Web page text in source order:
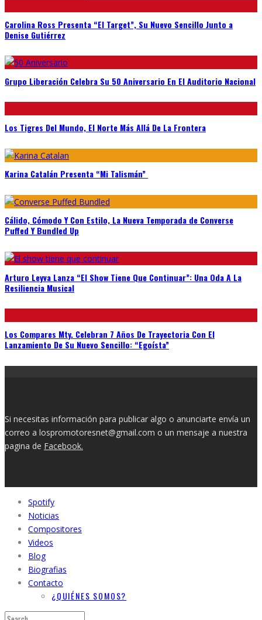
Carolina Ross Presenta “El Target”, Su Nuevo Sencillo Junto a
Denise Gutiérrez
Grupo Liberación Celebra Su 50 Aniversario En El Auditorio Nacional
Los Tigres Del Mundo, El Norte Más Allá De La Frontera
Karina Catalán Presenta “Mi Talismán”
Cálido, Cómodo Y Con Estilo, La Nueva Temporada de Converse
Puffed Y Bundled Up
Arturo Leyva Lanza “El Show Tiene Que Continuar”: Una Oda A La
Resiliencia Musical
Los Compares Mty. Celebran 7 Años De Trayectoria Con El
Lanzamiento De Su Nuevo Sencillo: “Egoísta”
Si necesitas información para publicar algo o anunciarte envía un
correo a lospromotoresnet@gmail.com o un mensaje a nuestra
pagina de Facebook.
Spotify
Noticias
Compositores
Videos
Blog
Biografias
Contacto
¿QUIÉNES SOMOS?